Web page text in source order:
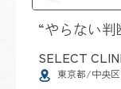
“やらない
SELECT
東京都/中央区